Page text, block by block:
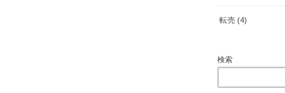
転売 (4)
検索